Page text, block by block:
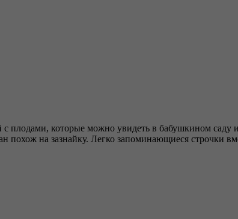
плодами, которые можно увидеть в бабушкином саду
похож на зазнайку. Легко запоминающиеся строчки